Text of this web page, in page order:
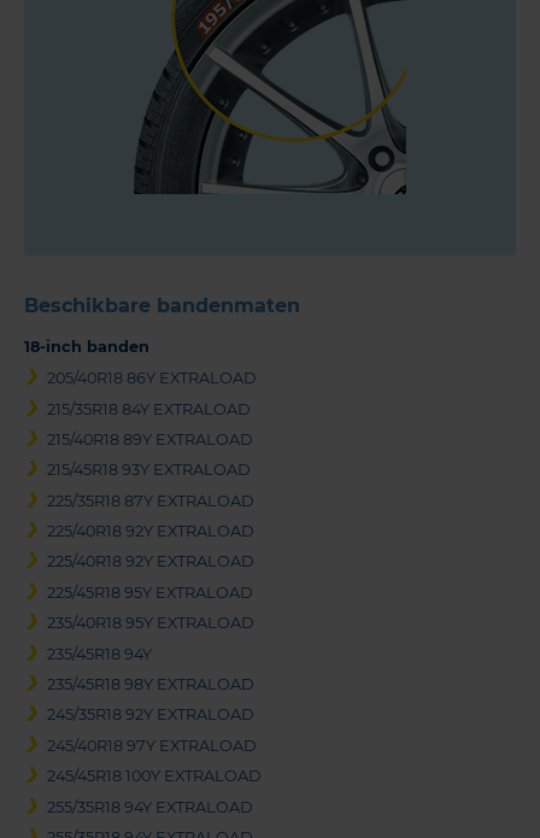
Beschikbare bandenmaten
18-inch banden
205/40R18 86Y EXTRALOAD
215/35R18 84Y EXTRALOAD
215/40R18 89Y EXTRALOAD
215/45R18 93Y EXTRALOAD
225/35R18 87Y EXTRALOAD
225/40R18 92Y EXTRALOAD
225/40R18 92Y EXTRALOAD
225/45R18 95Y EXTRALOAD
235/40R18 95Y EXTRALOAD
235/45R18 94Y
235/45R18 98Y EXTRALOAD
245/35R18 92Y EXTRALOAD
245/40R18 97Y EXTRALOAD
245/45R18 100Y EXTRALOAD
255/35R18 94Y EXTRALOAD